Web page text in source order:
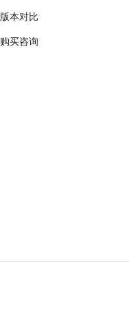
版本对比
购买咨询